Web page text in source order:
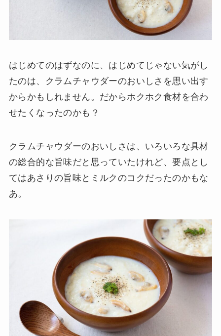
はじめてのはずなのに、はじめてじゃない気がし
たのは、クラムチャウダーのおいしさを思い出す
からかもしれません。だからホクホク食材を合わ
せたくなったのかも？
クラムチャウダーのおいしさは、いろいろな具材
の総合的な旨味だと思っていたけれど、要点とし
てはあさりの旨味とミルクのコクだったのかもな
あ。